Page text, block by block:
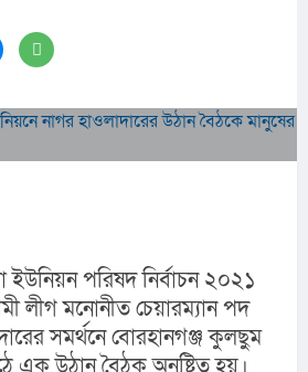
ইউনিয়ন পরিষদ নির্বাচন ২০২১
লীগ মনোনীত চেয়ারম্যান পদ
সমর্থনে বোরহানগঞ্জ কুলছুম